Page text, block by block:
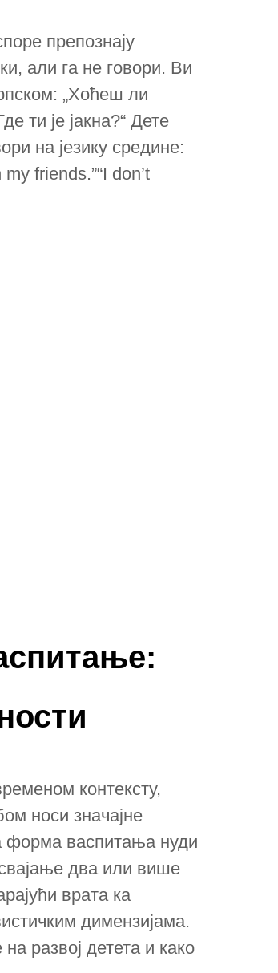
препознају
али га не говори. Ви
„Хоћеш ли
ти је јакна?“ Дете
на језику средине:
friends.”“I don’t
контексту,
носи значајне
форма васпитања нуди
два или више
врата ка
димензијама.
развој детета и како